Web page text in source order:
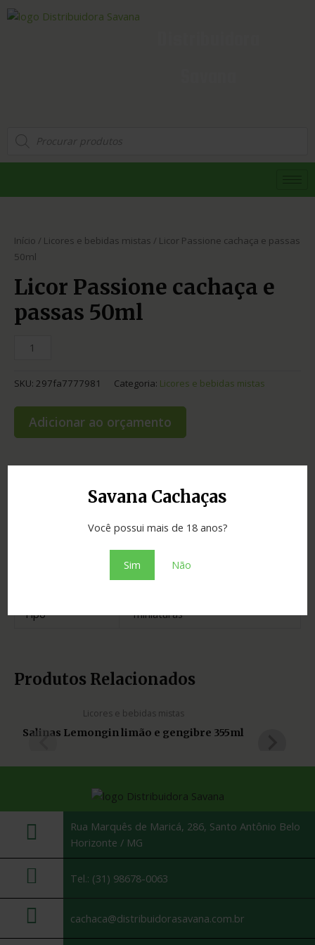
Savana Cachaças
Você possui mais de 18 anos?
Sim Não
Início / Licores e bebidas mistas / Licor Passione cachaça e passas
50ml
Licor Passione cachaça e
passas 50ml
SKU: 297fa7777981 Categoria: Licores e bebidas mistas
Adicionar ao orçamento
Informação adicional
20.00
Tipo
miniaturas
Produtos Relacionados
ESGOTADO
Licores e bebidas mistas
Salinas Lemongin limão e gengibre 355ml
Rua Marquês de Maricá, 286, Santo Antônio Belo
Horizonte / MG
Tel.: (31) 98678-0063
cachaca@distribuidorasavana.com.br